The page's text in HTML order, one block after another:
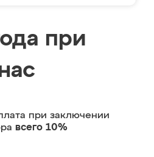
при
при заключении
всего 10%